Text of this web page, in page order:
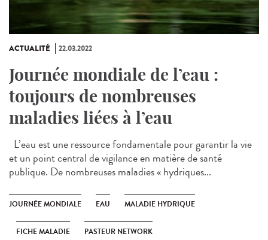
ACTUALITÉ 22.03.2022
Journée mondiale de l’eau :
toujours de nombreuses
maladies liées à l’eau
L’eau est une ressource fondamentale pour garantir la vie
et un point central de vigilance en matière de santé
publique. De nombreuses maladies « hydriques...
JOURNÉE MONDIALE EAU MALADIE HYDRIQUE
FICHE MALADIE PASTEUR NETWORK